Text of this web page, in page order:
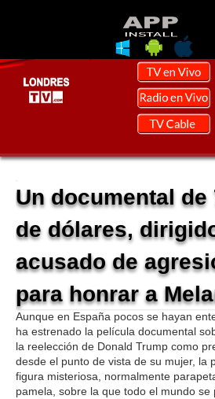
Un documental
de dólares,
acusado de
para honrar a
Aunque en España pocos se hayan
ha estrenado la película documental
la reelección de Donald Trump como
desde el punto de vista de su mujer, la
figura misteriosa, normalmente
pamela, sobre la que todo el mundo